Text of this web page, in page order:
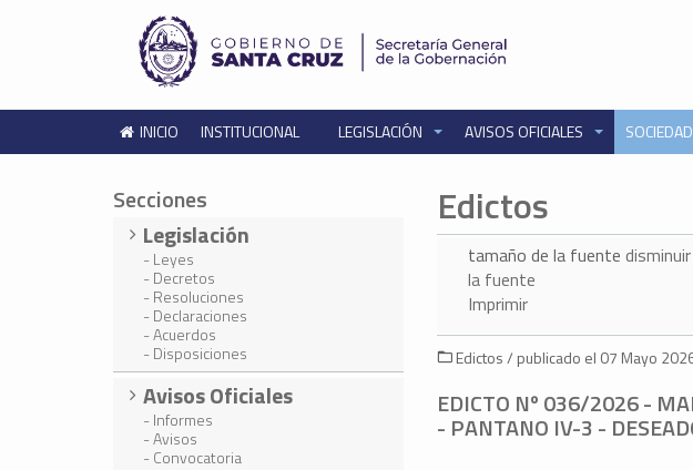
INICIO INSTITUCIONAL LEGISLACIÓN AVISOS OFICIALES
Secciones
Legislación
- Leyes
- Decretos
- Resoluciones
- Declaraciones
- Acuerdos
- Disposiciones
Avisos Oficiales
- Informes
- Avisos
- Convocatoria
Edictos
tamaño de la fuente
la fuente
Imprimir
Edictos / publicado el 07 Mayo
EDICTO Nº 036/2026 -
- PANTANO IV-3 -